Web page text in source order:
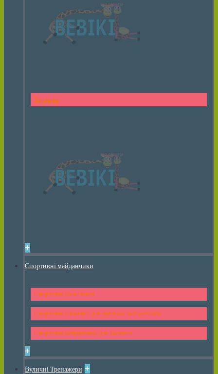
Тарзанка
+
Спортивні майданчики
Спортивні Комплекси
Спортивні елементи для дитячих майданчиків
Спортивні майданчики для малюків
+
Вуличні Тренажери +